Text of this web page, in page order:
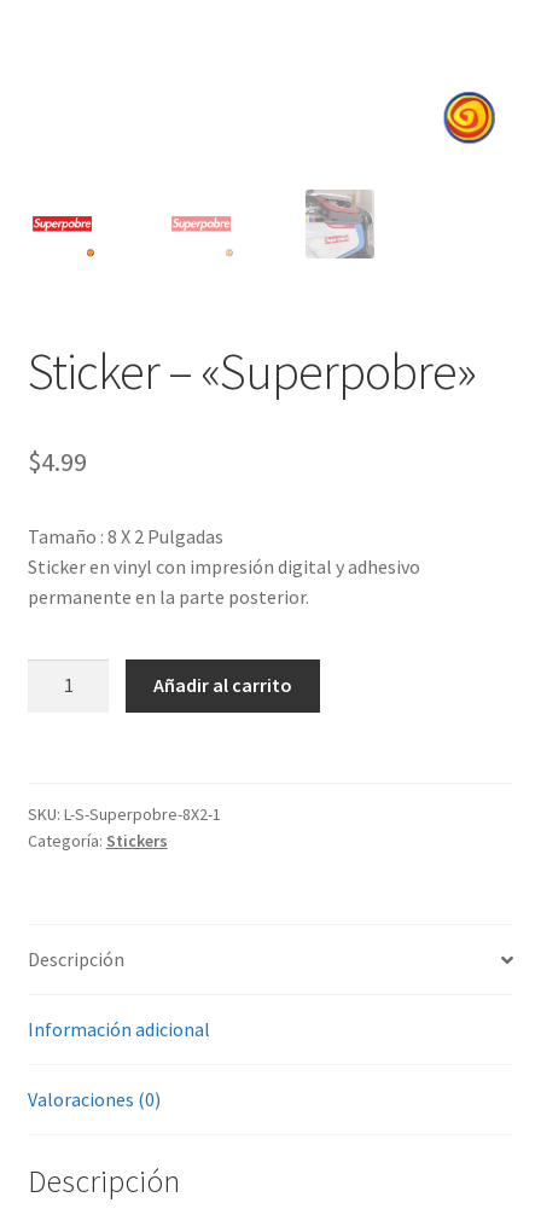
Sticker – «Superpobre»
$4.99
Tamaño : 8 X 2 Pulgadas
Sticker en vinyl con impresión digital y adhesivo
permanente en la parte posterior.
Añadir al carrito
SKU: L-S-Superpobre-8X2-1
Categoría: Stickers
Descripción
Información adicional
Valoraciones (0)
Descripción